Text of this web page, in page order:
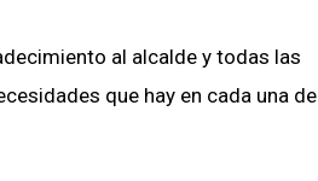
al alcalde y todas las
que hay en cada una de